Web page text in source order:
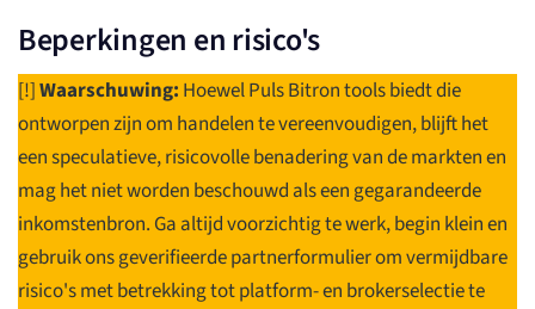
Beperkingen en risico's
[!]Waarschuwing: Hoewel Puls Bitron tools biedt die
ontworpen zijn om handelen te vereenvoudigen, blijft het
een speculatieve, risicovolle benadering van de markten en
mag het niet worden beschouwd als een gegarandeerde
inkomstenbron. Ga altijd voorzichtig te werk, begin klein en
gebruik ons geverifieerde partnerformulier om vermijdbare
risico's met betrekking tot platform- en brokerselectie te